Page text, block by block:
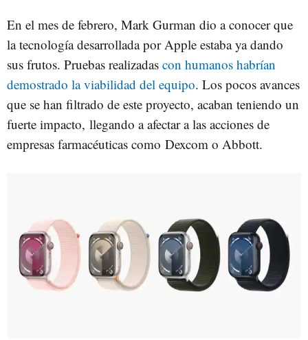
En el mes de febrero, Mark Gurman dio a conocer que
la tecnología desarrollada por Apple estaba ya dando
sus frutos. Pruebas realizadas con humanos habrían
demostrado la viabilidad del equipo. Los pocos avances
que se han filtrado de este proyecto, acaban teniendo un
fuerte impacto, llegando a afectar a las acciones de
empresas farmacéuticas como Dexcom o Abbott.